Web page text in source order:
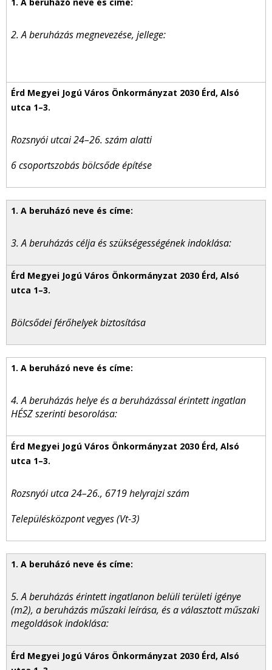
2. A beruházás megnevezése, jellege:
Rozsnyói utcai 24–26. szám alatti
6 csoportszobás bölcsőde építése
3. A beruházás célja és szükségességének indoklása:
Bölcsődei férőhelyek biztosítása
4. A beruházás helye és a beruházással érintett ingatlan
HÉSZ szerinti besorolása:
Rozsnyói utca 24–26., 6719 helyrajzi szám
Településközpont vegyes (Vt-3)
5. A beruházás érintett ingatlanon belüli területi igénye
(m2), a beruházás műszaki leírása, és a választott műszaki
megoldások indoklása: